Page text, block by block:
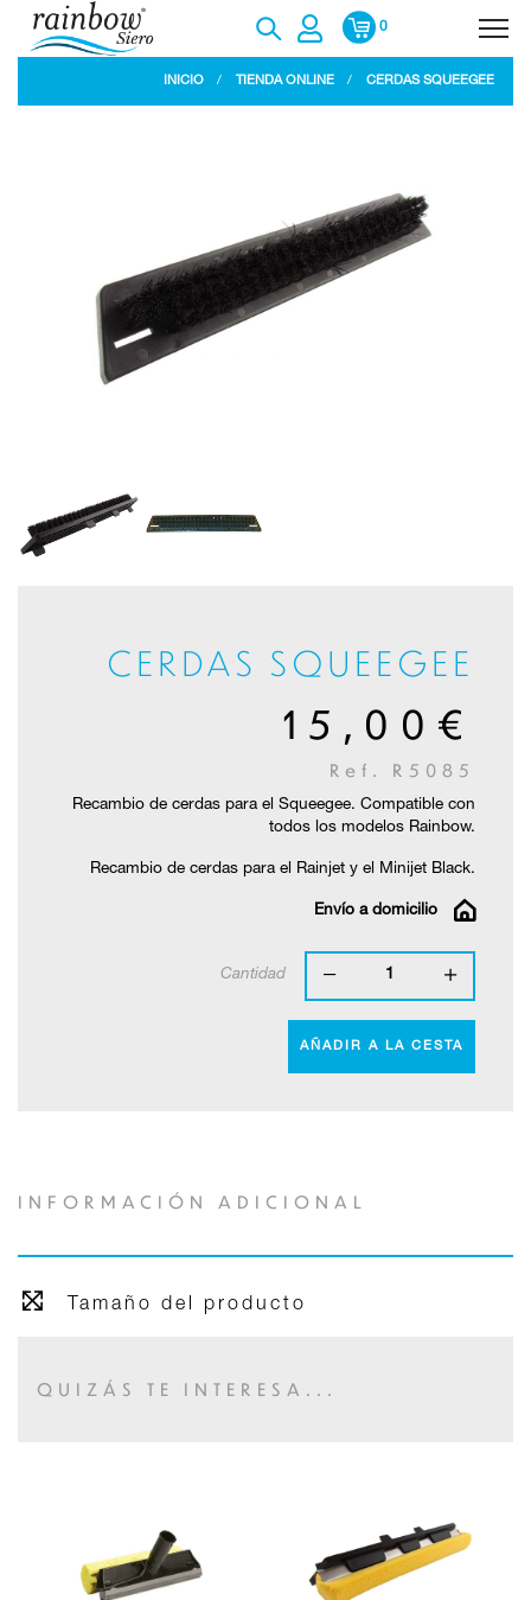
0
INICIO TIENDA ONLINE CERDAS SQUEEGEE
CERDAS SQUEEGEE
15,00€
Ref. R5085
Recambio de cerdas para el Squeegee. Compatible con
todos los modelos Rainbow.
Recambio de cerdas para el Rainjet y el Minijet Black.
Envío a domicilio
Cantidad 1
AÑADIR A LA CESTA
INFORMACIÓN ADICIONAL
Tamaño del producto
QUIZÁS TE INTERESA...